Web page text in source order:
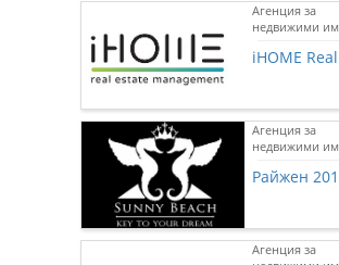
Агенция за
недвижими
iHOME
Агенция за
недвижими
Райжен
Агенция за